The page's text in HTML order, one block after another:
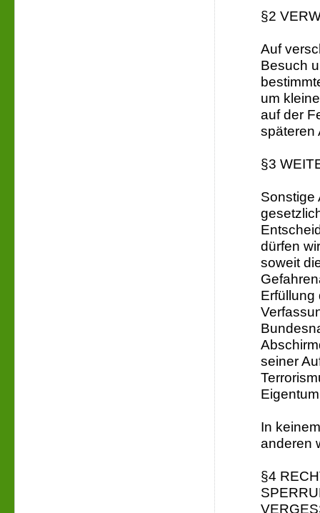
§2
Auf
Besuch
um
auf der
späteren
§3
Sonstige
dürfen
soweit
Erfüllung
seiner
In
anderen
§4